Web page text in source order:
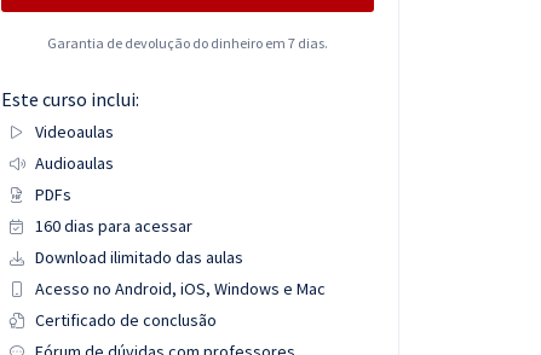
Garantia de devolução do dinheiro em 7 dias.
Este curso inclui:
Videoaulas
Audioaulas
PDFs
160 dias para acessar
Download ilimitado das aulas
Acesso no Android, iOS, Windows e Mac
Certificado de conclusão